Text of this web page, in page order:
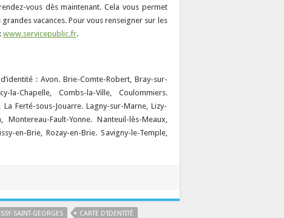
vous dès maintenant. Cela vous permet
vacances. Pour vous renseigner sur les
www.servicepublic.fr.
: Avon. Brie-Comte-Robert, Bray-sur-
la-Chapelle, Combs-la-Ville, Coulommiers.
Ferté-sous-Jouarre. Lagny-sur-Marne, Lizy-
Fault-Yonne. Nanteuil-lès-Meaux,
en-Brie, Rozay-en-Brie. Savigny-le-Temple,
SAINT-GEORGES
CARTE D'IDENTITÉ